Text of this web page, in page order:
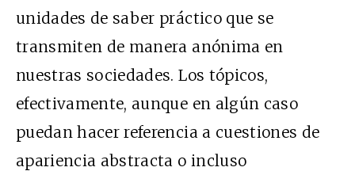
unidades de saber práctico que se
transmiten de manera anónima en
nuestras sociedades. Los tópicos,
efectivamente, aunque en algún caso
puedan hacer referencia a cuestiones de
apariencia abstracta o incluso